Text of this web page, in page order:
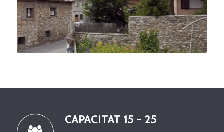
CAPACITAT 15 - 25